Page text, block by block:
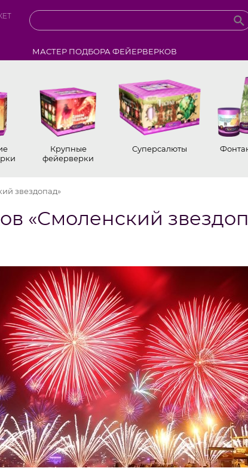
МАСТЕР ПОДБОРА ФЕЙЕРВЕРКОВ
Крупные
фейерверки
Суперсалюты
звездопад»
«Смоленский